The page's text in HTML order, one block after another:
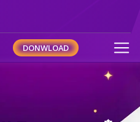
DONWLOAD